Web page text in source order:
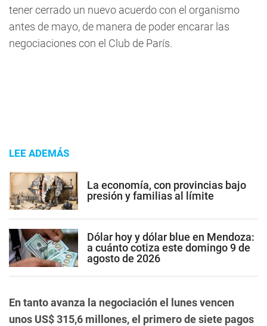
tener cerrado un nuevo acuerdo con el organismo
antes de mayo, de manera de poder encarar las
negociaciones con el Club de París.
LEE ADEMÁS
La economía, con provincias bajo
presión y familias al límite
Dólar hoy y dólar blue en Mendoza:
a cuánto cotiza este domingo 9 de
agosto de 2026
En tanto avanza la negociación el lunes vencen
unos US$ 315,6 millones, el primero de siete pagos